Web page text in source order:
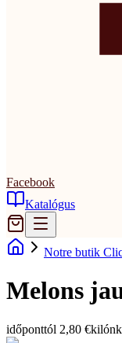
Facebook
Katalógus
Notre butik
Melons
időponttól 2,80 €